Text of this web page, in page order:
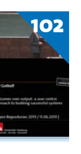
102